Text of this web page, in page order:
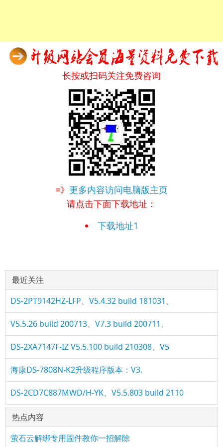
长按或扫码关注免费咨询
=》 更多内容访问电脑版主页
请点击下面下载地址：
下载地址1
最近关注
DS-2PT9142HZ-LFP、V5.4.32 build 181031、
V5.5.26 build 200713、V7.3 build 200711、
DS-2XA7147F-IZ V5.5.100 build 210308、V5
海康DS-7808N-K2升级程序版本：V3.
DS-2CD7C887MWD/H-YK、V5.5.803 build 2110
热点内容
萤石云解绑专用固件教你一招解除